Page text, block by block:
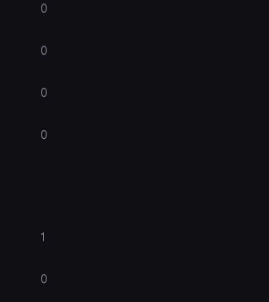
0
0
0
0
1
0